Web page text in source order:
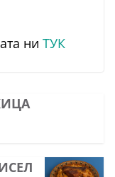
ни ТУК